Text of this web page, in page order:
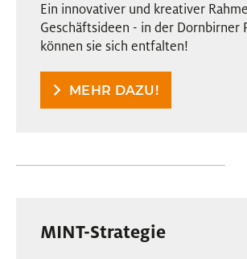
Ein innovativer und kreativer
Geschäftsideen - in der Dornbirner
können sie sich entfalten!
MEHR DAZU!
MINT-Strategie